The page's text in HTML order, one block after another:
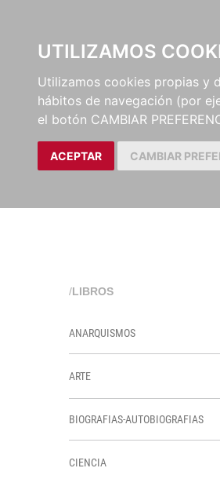
UTILIZAMOS
Utilizamos cookies propias y
hábitos de navegación (por
el botón CAMBIAR
ACEPTAR CAMBIAR
/LIBROS
ANARQUISMOS
ARTE
BIOGRAFIAS-AUTOBIOGRAFIAS
CIENCIA